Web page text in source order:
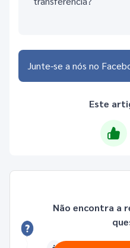
Junte-se a nós no
Este
Não encontra a